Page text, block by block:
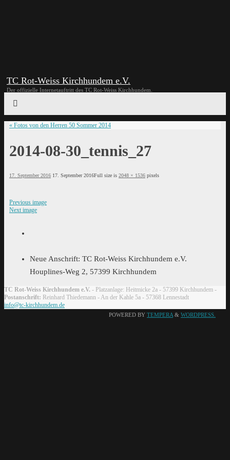
TC Rot-Weiss Kirchhundem e.V.
Der offizielle Internetauftritt des TC Rot-Weiss Kirchhundem.
« Fotos von den Herren 50 Sommer 2014
2014-08-30_tennis_27
17. September 2016 17. September 2016Full size is 2048 × 1536 pixels
Previous image
Next image
Neue Anschrift: TC Rot-Weiss Kirchhundem e.V.
Houplines-Weg 2, 57399 Kirchhundem
TC Rot-Weiss Kirchhundem e.V. - Platzanlage: Heitmicke 2a - 57399 Kirchhundem -
Postanschrift: Reinhard Thiedemann - An der Kahle 5a - 57368 Lennestadt
info@tc-kirchhundem.de
POWERED BY TEMPERA & WORDPRESS.